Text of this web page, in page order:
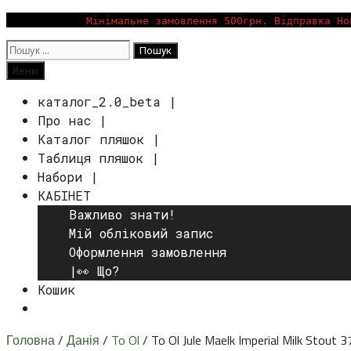
до
вмісту
Мінімальне замовлення 500грн. Відправка
Пошук:
Пошук
Меню
каталог_2.0_beta |
Про нас |
Каталог пляшок |
Таблиця пляшок |
Набори |
КАБІНЕТ
Важливо знати!
Мій обліковий запис
Оформлення замовлення
|👀 Що?
Кошик
Головна/ Данія / To Ol / To Ol Jule Maelk Imperial Milk Stout